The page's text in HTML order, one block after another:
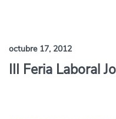
octubre 17, 2012
III Feria Laboral